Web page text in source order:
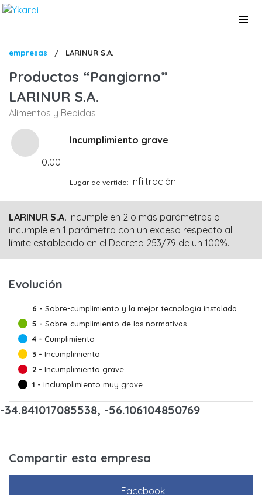
Pasar
Sobrescribir
enlaces
de
ayuda
a
la
navegación
empresas / LARINUR S.A.
Productos
Pangiorno
LARINUR S.A.
Alimentos y Bebidas
Incumplimiento grave
0.00
Lugar de vertido Infiltración
LARINUR S.A. incumple en 2 o más parámetros o
incumple en 1 parámetro con un exceso respecto al
límite establecido en el Decreto 253/79 de un 100%.
Evolución
6 - Sobre-cumplimiento y la mejor tecnología instalada
5 - Sobre-cumplimiento de las normativas
4 - Cumplimiento
3 - Incumplimiento
2 - Incumplimiento grave
1 - Inclumplimiento muy grave
-34.841017085538, -56.106104850769
Compartir esta empresa
Facebook